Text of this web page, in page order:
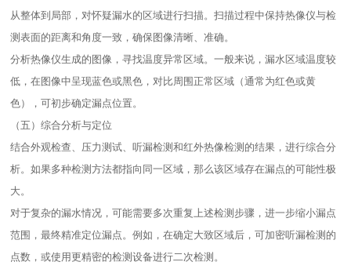
从整体到局部，对怀疑漏水的区域进行扫描。扫描过程中保持热像仪与检
测表面的距离和角度一致，确保图像清晰、准确。​
分析热像仪生成的图像，寻找温度异常区域。一般来说，漏水区域温度较
低，在图像中呈现蓝色或黑色，对比周围正常区域（通常为红色或黄
色），可初步确定漏点位置。​
（五）综合分析与定位​
结合外观检查、压力测试、听漏检测和红外热像检测的结果，进行综合分
析。如果多种检测方法都指向同一区域，那么该区域存在漏点的可能性极
大。​
对于复杂的漏水情况，可能需要多次重复上述检测步骤，进一步缩小漏点
范围，最终精准定位漏点。例如，在确定大致区域后，可加密听漏检测的
点数，或使用更精密的检测设备进行二次检测。​